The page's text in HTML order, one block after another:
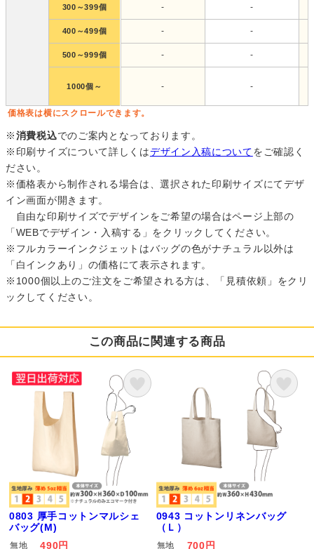
300～399個
400～499個
500～999個
1000個～
- -
- -
- -
- -
価格表は横にスクロールできます。
※消費税込でのご案内となっております。
※印刷サイズについて詳しくはデザイン入稿についてをご確認く
ださい。
※価格表から制作される場合は、選択された印刷サイズにてデザ
イン画面が開きます。
自由な印刷サイズでデザインをご希望の場合はページ上部の
「WEBでデザイン・入稿する」をクリックしてください。
※フルカラーインクジェットはバッグの色がナチュラル以外は
「白インクあり」の価格にて表示されます。
※1000個以上のご注文をご希望される方は、「見積依頼」をクリ
ックしてください。
この商品に関連する商品
0803 厚手コットンマルシェ
バッグ(M)
無地 490円
0943 コットンリネンバッグ
（Ｌ）
無地 700円